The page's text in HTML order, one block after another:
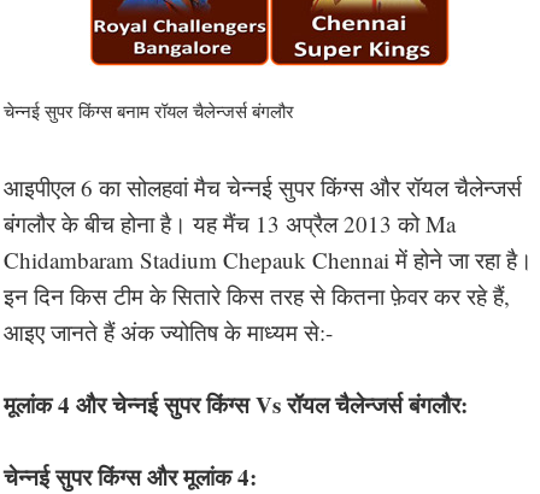
चेन्नई सुपर किंग्स बनाम रॉयल चैलेन्जर्स बंगलौर
आइपीएल 6 का सोलहवां मैच चेन्नई सुपर किंग्स और रॉयल चैलेन्जर्स
बंगलौर के बीच होना है। यह मैंच 13 अप्रैल 2013 को Ma
Chidambaram Stadium Chepauk Chennai में होने जा रहा है।
इन दिन किस टीम के सितारे किस तरह से कितना फ़ेवर कर रहे हैं,
आइए जानते हैं अंक ज्योतिष के माध्यम से:-
मूलांक 4 और चेन्नई सुपर किंग्स Vs रॉयल चैलेन्जर्स बंगलौर:
चेन्नई सुपर किंग्स और मूलांक 4: